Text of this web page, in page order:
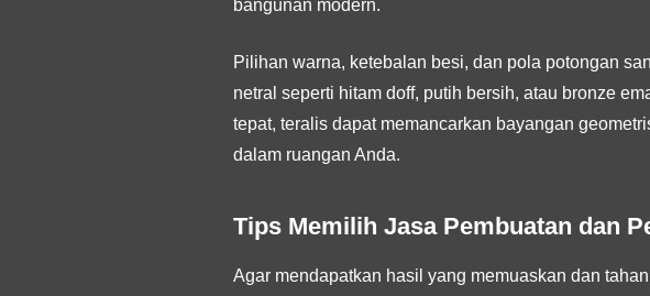
bangunan modern.
Pilihan warna, ketebalan besi, dan pola potongan
netral seperti hitam doff, putih bersih, atau bronze
tepat, teralis dapat memancarkan bayangan
dalam ruangan Anda.
Tips Memilih Jasa Pembuatan dan
Agar mendapatkan hasil yang memuaskan dan